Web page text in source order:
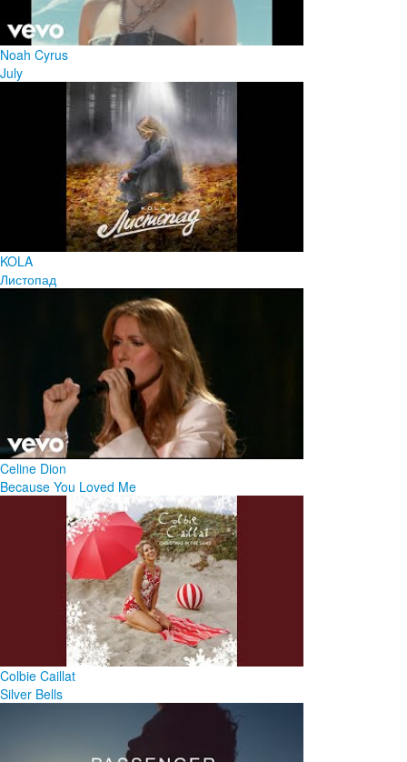
Noah Cyrus
July
KOLA
Листопад
Celine Dion
Because You Loved Me
Colbie Caillat
Silver Bells